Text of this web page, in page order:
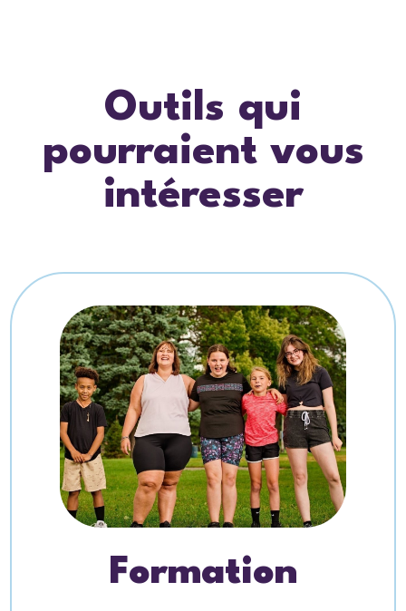
Outils qui
pourraient vous
intéresser
Formation